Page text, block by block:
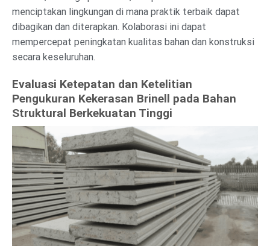
menciptakan lingkungan di mana praktik terbaik dapat
dibagikan dan diterapkan. Kolaborasi ini dapat
mempercepat peningkatan kualitas bahan dan konstruksi
secara keseluruhan.
Evaluasi Ketepatan dan Ketelitian
Pengukuran Kekerasan Brinell pada Bahan
Struktural Berkekuatan Tinggi